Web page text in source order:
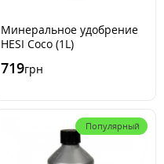
Минеральное удобрение
HESI Coco (1L)
719грн
Популярный